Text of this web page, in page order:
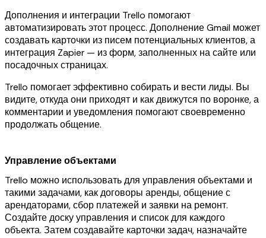
Дополнения и интеграции Trello помогают
автоматизировать этот процесс. Дополнение Gmail может
создавать карточки из писем потенциальных клиентов, а
интеграция Zapier — из форм, заполненных на сайте или
посадочных страницах.
Trello помогает эффективно собирать и вести лиды. Вы
видите, откуда они приходят и как движутся по воронке, а
комментарии и уведомления помогают своевременно
продолжать общение.
Управление объектами
Trello можно использовать для управления объектами и
такими задачами, как договоры аренды, общение с
арендаторами, сбор платежей и заявки на ремонт.
Создайте доску управления и список для каждого
объекта. Затем создавайте карточки задач, назначайте